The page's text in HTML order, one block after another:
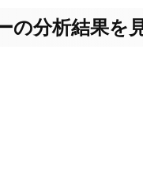
の分析結果を